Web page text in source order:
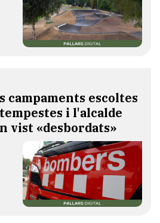
campaments escoltes
i l'alcalde
vist «desbordats»